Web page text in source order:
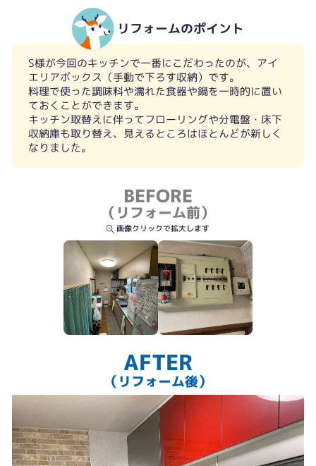
リフォームのポイント
S様が今回のキッチンで一番にこだわったのが、アイ
エリアボックス（手動で下ろす収納）です。
料理で使った調味料や濡れた食器や鍋を一時的に置い
ておくことができます。
キッチン取替えに伴ってフローリングや分電盤・床下
収納庫も取り替え、見えるところはほとんどが新しく
なりました。
BEFORE
（リフォーム前）
画像クリックで拡大します
AFTER
（リフォーム後）
出窓（キッチンパネル）